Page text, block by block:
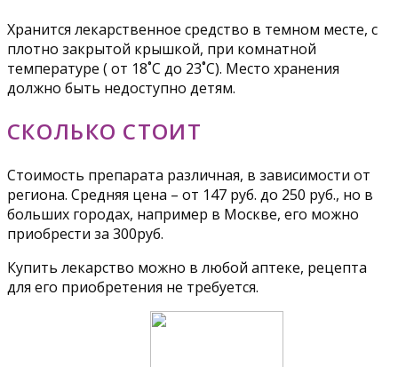
Хранится лекарственное средство в темном месте, с
плотно закрытой крышкой, при комнатной
температуре ( от 18˚С до 23˚С). Место хранения
должно быть недоступно детям.
СКОЛЬКО СТОИТ
Стоимость препарата различная, в зависимости от
региона. Средняя цена – от 147 руб. до 250 руб., но в
больших городах, например в Москве, его можно
приобрести за 300руб.
Купить лекарство можно в любой аптеке, рецепта
для его приобретения не требуется.